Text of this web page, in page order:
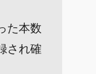
た本数
され確